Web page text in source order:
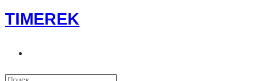
Перейти
к
TIMEREK